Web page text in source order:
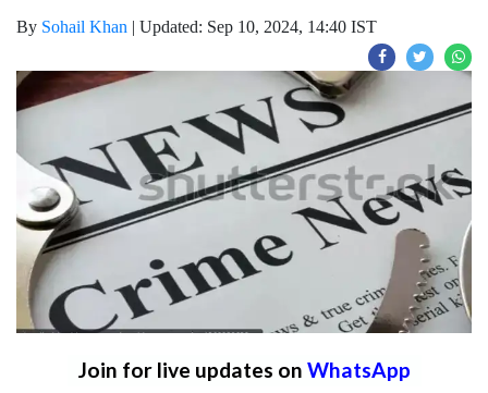
By Sohail Khan | Updated: Sep 10, 2024, 14:40 IST
Join for live updates on WhatsApp